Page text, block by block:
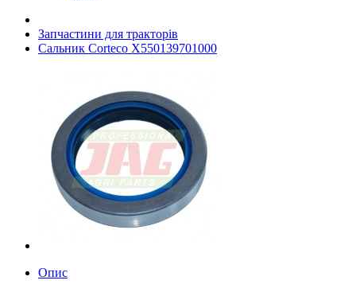
Запчастини для тракторів
Сальник Corteco X550139701000
Опис